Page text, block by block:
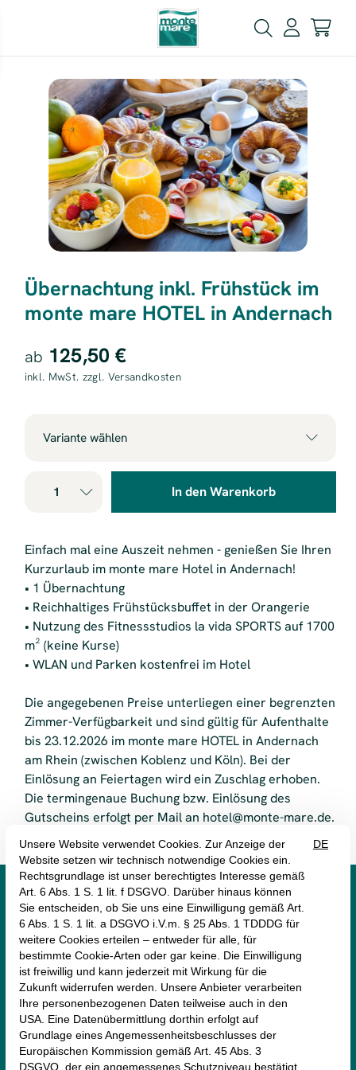
Übernachtung inkl. Frühstück im
monte mare HOTEL in Andernach
ab 125,50 €
inkl. MwSt. zzgl. Versandkosten
Variante wählen
Person (Anreise So. bis Do.)
125,50 €
Person (Anreise Fr., Sa., Feiertag)
175,50 €
Doppelzimmer de Luxe für 1
Person (Anreise So. bis Do.)
145,50 €
Doppelzimmer de Luxe für 1
Person (Anreise Fr., Sa., Feiertag)
Suite für 1 Person (Anreise So. bis
Do.)
195,50 €
Suite für 1 Person (Anreise Fr., Sa.,
Feiertag)
265,50 €
Doppelzimmer Superior für 2
Personen ( (Anreise So. bis Do.)
Doppelzimmer Superior für 2
Personen (Anreise Fr., Sa.,
Feiertag)
192,00 €
Doppelzimmer de Luxe für 2
Personen (Anreise So. bis Do.)
202,00 €
Doppelzimmer de Luxe für 2
Personen (Anreise Fr., Sa.,
Feiertag)
In den Warenkorb
Einfach mal eine Auszeit nehmen - genießen Sie Ihren
Kurzurlaub im monte mare Hotel in Andernach!
• 1 Übernachtung
• Reichhaltiges Frühstücksbuffet in der Orangerie
• Nutzung des Fitnessstudios la vida SPORTS auf 1700
m² (keine Kurse)
• WLAN und Parken kostenfrei im Hotel
Die angegebenen Preise unterliegen einer begrenzten
Zimmer-Verfügbarkeit und sind gültig für Aufenthalte
bis 23.12.2026 im monte mare HOTEL in Andernach
am Rhein (zwischen Koblenz und Köln). Bei der
Einlösung an Feiertagen wird ein Zuschlag erhoben.
Die termingenaue Buchung bzw. Einlösung des
Gutscheins erfolgt per Mail an hotel@monte-mare.de.
   
monte mare Andernach
Klingelswiese 1
56626 Andernach
02632-9872210
andernach@monte-mare.de